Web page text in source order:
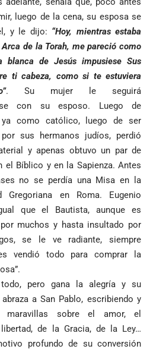
luego de la cena, su esposa se
y le dijo: “Hoy, mientras estaba
de la Torah, me pareció como
blanca de Jesús impusiese Sus
ti cabeza, como si te estuviera
. Su mujer le seguirá
con su esposo. Luego de
ya como católico, luego de ser
por sus hermanos judíos, perdió
y apenas obtuvo un par de
el Bíblico y en la Sapienza. Antes
no se perdía una Misa en la
Gregoriana en Roma. Eugenio
que el Bautista, aunque es
muchos y hasta insultado por
se le ve radiante, siempre
vendió todo para comprar la
pero gana la alegría y su
a San Pablo, escribiendo y
maravillas sobre el amor, el
de la Gracia, de la Ley…
profundo de su conversión
Fico Gutiérrez
demanda
nombramiento
de Quintero en
Supersalud y
pide
suspensión
inmediata del
cargo
Tribunal de
Antioquia
niega pérdida
de investidura
de Medellín
Andrés
«Gury»
Rodríguez y
Damián Pérez
Petro
que “no
y
de la
es
de
tras
y
Costa de
Marfil
sorprende a
Ecuador en el
último suspiro
y acaba con su
invicto de 19
partidos
Japón rescata
un empate
Países Bajos
en un vibrante
duelo
de 700
nueva
académica
Medellín
Rueda
desarmar el
para
juntos
Colombia